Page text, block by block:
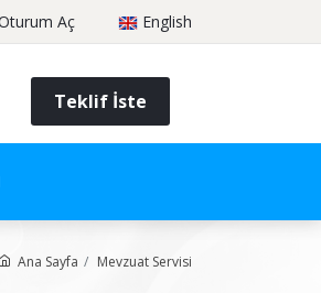
Aç English
Teklif İste
Ana Sayfa Mevzuat Servisi